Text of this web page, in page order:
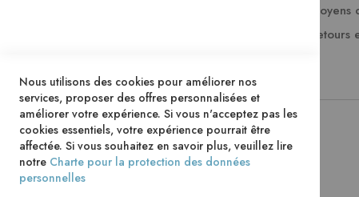
Nous utilisons des cookies pour améliorer nos
services, proposer des offres personnalisées et
améliorer votre expérience. Si vous n'acceptez pas les
cookies essentiels, votre expérience pourrait être
affectée. Si vous souhaitez en savoir plus, veuillez lire
notre Charte pour la protection des données
personnelles